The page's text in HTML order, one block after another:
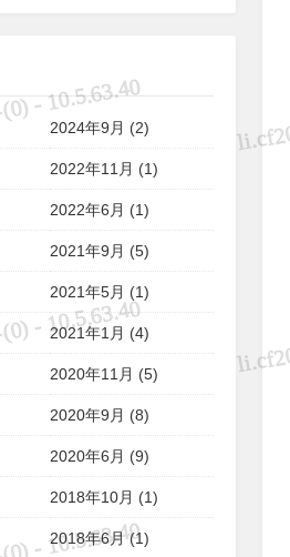
2024年9月 (2)
2022年11月 (1)
2022年6月 (1)
2021年9月 (5)
2021年5月 (1)
2021年1月 (4)
2020年11月 (5)
2020年9月 (8)
2020年6月 (9)
2018年10月 (1)
2018年6月 (1)